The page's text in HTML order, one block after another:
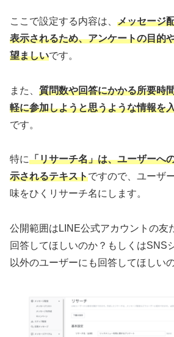
ここで設定する内容は、 メッセージ
表示されるため、アンケートの目的
望ましいです。
また、 質問数や回答にかかる所要時
軽に参加しようと思うような情報を
です。
特に「リサーチ名」は、ユーザーへ
示されるテキストですので、ユーザ
味をひくリサーチ名にします。
公開範囲はLINE公式アカウントの友
回答してほしいのか？もしくはSNS
以外のユーザーにも回答してほしい